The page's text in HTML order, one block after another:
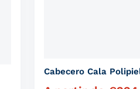
Cabecero Cala